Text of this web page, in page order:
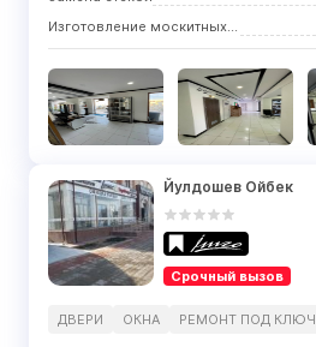
Изготовление москитных сеток
Йулдошев Ойбек
Срочный вызов
ДВЕРИ ОКНА РЕМОНТ ПОД КЛЮЧ